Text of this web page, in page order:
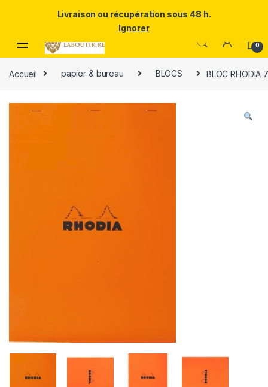
puissance et l'élégance du Samsung Galaxy S25 Ultra à prix réduit.
0
Accueil papier & bureau BLOCS BLOC RHODIA
Livraison ou récupération sous 48 h.
Ignorer